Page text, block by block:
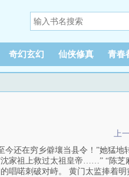
奇幻玄幻 仙侠修真 青春
上
今还在穷乡僻壤当县令！”她猛
家祖上救过太祖皇帝……” “陈
唱喏刺破对峙。 黄门太监捧着